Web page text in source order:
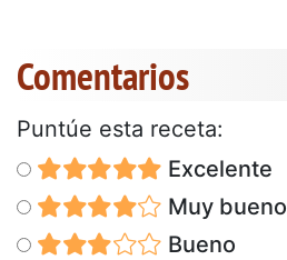
Comentarios
Puntúe esta receta:
Excelente
Muy bueno
Bueno